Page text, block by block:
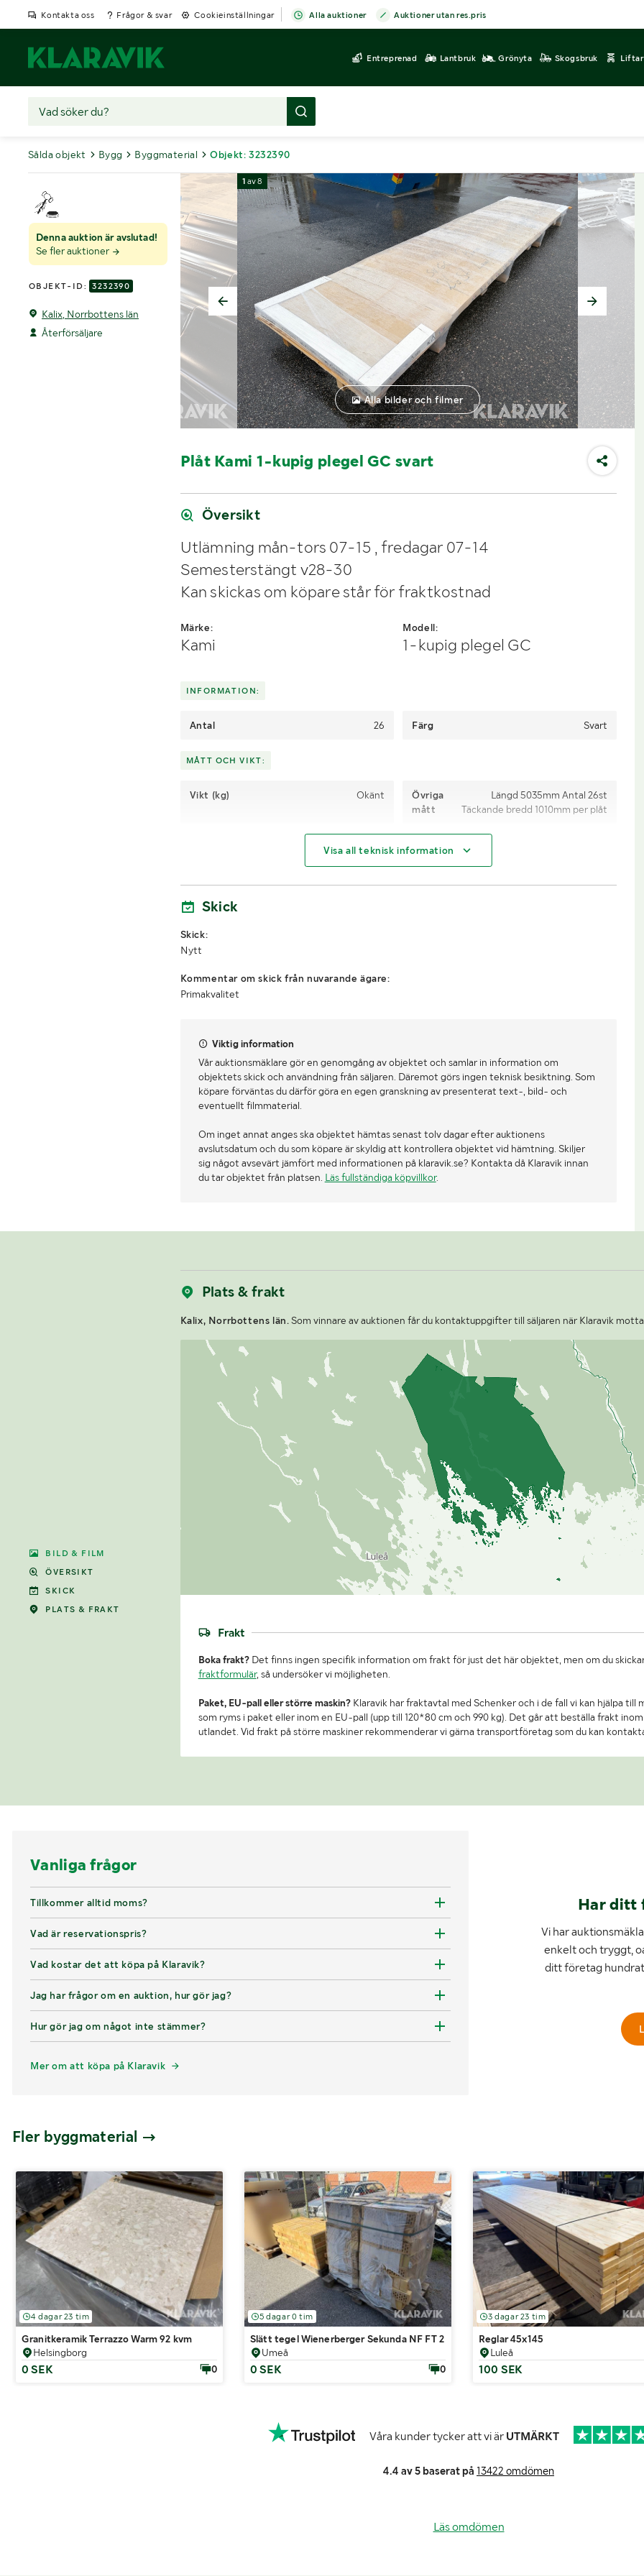
Kontakta oss Frågor & svar Cookieinställningar Alla auktioner Auktioner utan res.pris
Entreprenad Lantbruk Grönyta Skogsbruk Liftar
Sålda objekt Bygg Byggmaterial Objekt: 3232390
Denna auktion är avslutad!
Se fler auktioner
OBJEKT-ID: 3232390
Kalix, Norrbottens län
Återförsäljare
BILD & FILM
ÖVERSIKT
SKICK
PLATS & FRAKT
1 av8
Alla bilder och filmer
Plåt Kami 1-kupig plegel GC svart
Översikt
Utlämning mån-tors 07-15 , fredagar 07-14
Semesterstängt v28-30
Kan skickas om köpare står för fraktkostnad
Märke:
Kami
Modell:
1-kupig plegel GC
INFORMATION:
Antal 26 Färg Svart
MÅTT OCH VIKT:
Vikt (kg) Okänt
Övriga
mått
Längd 5035mm Antal 26st
Täckande bredd 1010mm per plåt
Visa all teknisk information
Skick
Skick:
Nytt
Kommentar om skick från nuvarande ägare:
Primakvalitet
Viktig information
Vår auktionsmäklare gör en genomgång av objektet och samlar in information om
objektets skick och användning från säljaren. Däremot görs ingen teknisk besiktning. Som
köpare förväntas du därför göra en egen granskning av presenterat text-, bild- och
eventuellt filmmaterial.
Om inget annat anges ska objektet hämtas senast tolv dagar efter auktionens
avslutsdatum och du som köpare är skyldig att kontrollera objektet vid hämtning. Skiljer
sig något avsevärt jämfört med informationen på klaravik.se? Kontakta då Klaravik innan
du tar objektet från platsen. Läs fullständiga köpvillkor.
Plats & frakt
Kalix, Norrbottens län.Som vinnare av auktionen får du kontaktuppgifter till säljaren när Klaravik
Frakt
Boka frakt?Det finns ingen specifik information om frakt för just det här objektet, men om du
fraktformulär, så undersöker vi möjligheten.
Paket, EU-pall eller större maskin?Klaravik har fraktavtal med Schenker och i de fall vi kan hjälpa till
som ryms i paket eller inom en EU-pall (upp till 120*80 cm och 990 kg). Det går att beställa frakt
utlandet. Vid frakt på större maskiner rekommenderar vi gärna transportföretag som du kan
Vanliga frågor
Tillkommer alltid moms?
Vad är reservationspris?
Vad kostar det att köpa på Klaravik?
Jag har frågor om en auktion, hur gör jag?
Hur gör jag om något inte stämmer?
Mer om att köpa på Klaravik
Har ditt
Vi har
enkelt och tryggt,
ditt företag
Fler byggmaterial
4 dagar 23 tim
Granitkeramik Terrazzo Warm 92 kvm
Helsingborg
0 SEK 0
5 dagar 0 tim
Slätt tegel Wienerberger Sekunda NF FT 2 Ca 644 st
Umeå
0 SEK 0
3 dagar 23 tim
Reglar 45x145
Luleå
100 SEK
Våra kunder tycker att vi är UTMÄRKT
4.4 av 5 baserat på 13422 omdömen
Läs omdömen